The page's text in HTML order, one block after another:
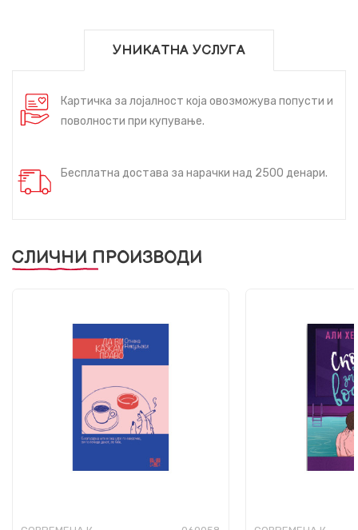
УНИКАТНА УСЛУГА
Картичка за лојалност која овозможува попусти и
поволности при купување.
Бесплатна достава за нарачки над 2500 денари.
СЛИЧНИ ПРОИЗВОДИ